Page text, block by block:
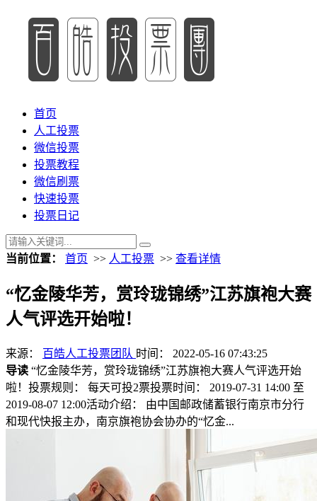
首页
人工投票
微信投票
投票教程
微信刷票
快速投票
投票日记
当前位置： 首页 >> 人工投票 >> 查看详情
“忆金陵华芳，赏玲珑锦绣”江苏旗袍大赛
人气评选开始啦！
来源： 百皓人工投票团队 时间： 2022-05-16 07:43:25
导读 “忆金陵华芳，赏玲珑锦绣”江苏旗袍大赛人气评选开始
啦！投票规则： 每天可投2票投票时间： 2019-07-31 14:00 至
2019-08-07 12:00活动介绍： 由中国邮政储蓄银行南京市分行
和现代快报主办，南京旗袍协会协办的“忆金...